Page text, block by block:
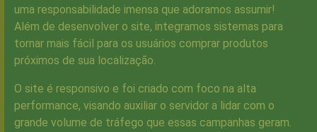
uma responsabilidade imensa que adoramos assumir!
Além de desenvolver o site, integramos sistemas para
tornar mais fácil para os usuários comprar produtos
próximos de sua localização.
O site é responsivo e foi criado com foco na alta
performance, visando auxiliar o servidor a lidar com o
grande volume de tráfego que essas campanhas geram.